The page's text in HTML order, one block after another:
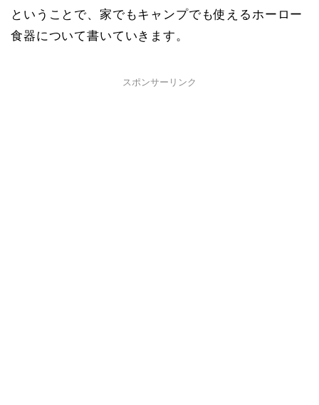
ということで、家でもキャンプでも使えるホーロー
食器について書いていきます。
スポンサーリンク